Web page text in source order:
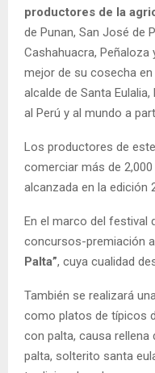
productores de la
de Punan, San José de
Cashahuacra, Peñaloza
mejor de su cosecha en
alcalde de Santa
al Perú y al mundo a
Los productores de
comerciar más de
alcanzada en la edición
En el marco del festival
concursos-premiación
Palta”, cuya cualidad
También se realizará
como platos de típicos
con palta, causa rellena
palta, solterito santa